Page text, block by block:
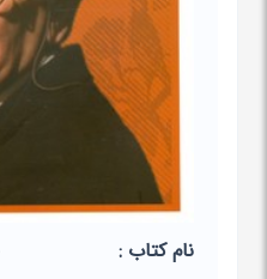
نام کتاب :